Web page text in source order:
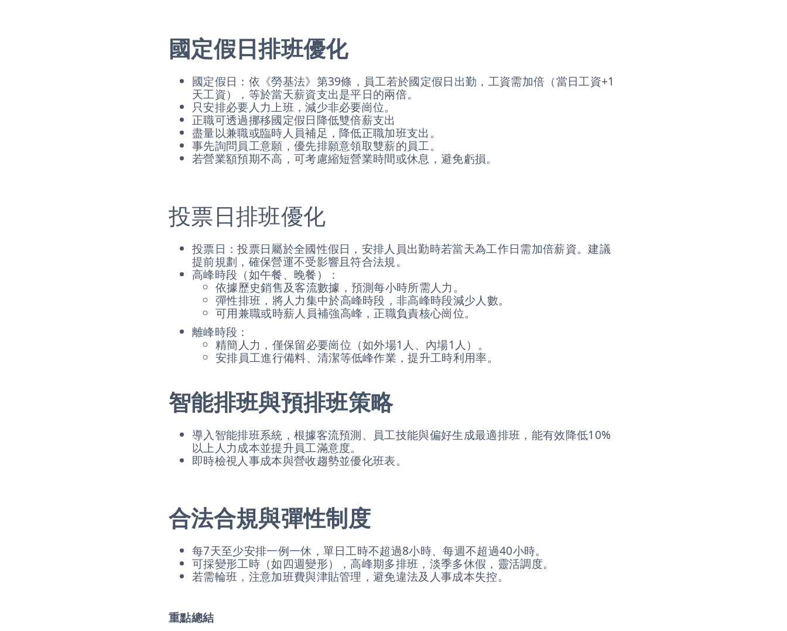
國定假日排班優化
國定假日：依《勞基法》第39條，員工若於國定假日出勤，工資需加倍（當日工資+1
天工資），等於當天薪資支出是平日的兩倍。
只安排必要人力上班，減少非必要崗位。
正職可透過挪移國定假日降低雙倍薪支出
盡量以兼職或臨時人員補足，降低正職加班支出。
事先詢問員工意願，優先排願意領取雙薪的員工。
若營業額預期不高，可考慮縮短營業時間或休息，避免虧損。
投票日排班優化
投票日：投票日屬於全國性假日，安排人員出勤時若當天為工作日需加倍薪資。建議
提前規劃，確保營運不受影響且符合法規。
高峰時段（如午餐、晚餐）：
依據歷史銷售及客流數據，預測每小時所需人力。
彈性排班，將人力集中於高峰時段，非高峰時段減少人數。
可用兼職或時薪人員補強高峰，正職負責核心崗位。
離峰時段：
精簡人力，僅保留必要崗位（如外場1人、內場1人）。
安排員工進行備料、清潔等低峰作業，提升工時利用率。
智能排班與預排班策略
導入智能排班系統，根據客流預測、員工技能與偏好生成最適排班，能有效降低10%
以上人力成本並提升員工滿意度。
即時檢視人事成本與營收趨勢並優化班表。
合法合規與彈性制度
每7天至少安排一例一休，單日工時不超過8小時、每週不超過40小時。
可採變形工時（如四週變形），高峰期多排班，淡季多休假，靈活調度。
若需輪班，注意加班費與津貼管理，避免違法及人事成本失控。
重點總結